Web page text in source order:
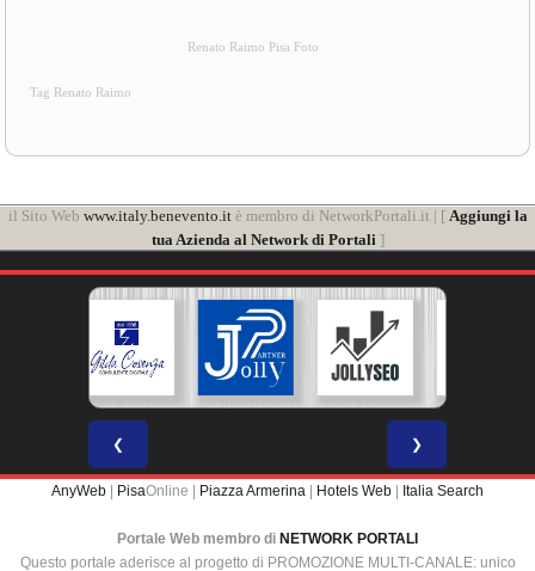
Renato Raimo Pisa Foto
Tag Renato Raimo
il Sito Web www.italy.benevento.itè membro di NetworkPortali.it | [ Aggiungi la
tua Azienda al Network di Portali]
❮ ❯
AnyWeb PisaOnline | Piazza Armerina Hotels Web Italia Search
Portale Web membro di NETWORK PORTALI
Questo portale aderisce al progetto di PROMOZIONE MULTI-CANALE: unico